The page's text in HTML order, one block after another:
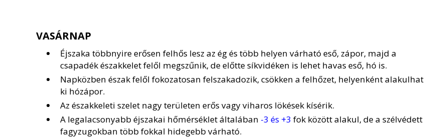
VASÁRNAP
Éjszaka többnyire erősen felhős lesz az ég és több helyen várható eső, zápor, majd a
csapadék északkelet felől megszűnik, de előtte síkvidéken is lehet havas eső, hó is.
Napközben észak felől fokozatosan felszakadozik, csökken a felhőzet, helyenként alakulhat
ki hózápor.
Az északkeleti szelet nagy területen erős vagy viharos lökések kísérik.
A legalacsonyabb éjszakai hőmérséklet általában -3 és +3 fok között alakul, de a szélvédett
fagyzugokban több fokkal hidegebb várható.